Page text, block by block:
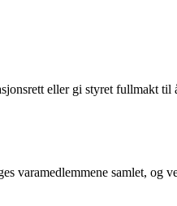
eller gi styret fullmakt til
varamedlemmene samlet, og